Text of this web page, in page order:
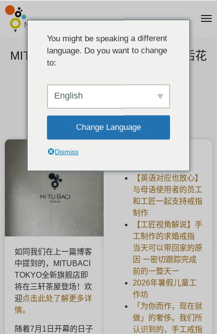
MITUBACI TOKYO 全新旗舰店幕后花
如同我们在上一篇博客
中提到的，MITUBACI
TOKYO全新旗舰店即
将在三轩茶屋登场！欢
迎点击此处了解更多详
情。
随着7月1日开幕的日子
【英语对应也放心】
与母语使用者的员工
和工匠一起支持戒指
制作
【工匠视角解说】手
工制作的求婚戒指
当天可以带回家的原
因 ー密切跟踪完成
前的一整天ー
2026年暑假儿童工
作坊
「为你而作，现在就
做」的奢侈。我们所
认识到的，手工戒指
You might be speaking a different
language. Do you want to change
to:
English
Change Language
Dismiss